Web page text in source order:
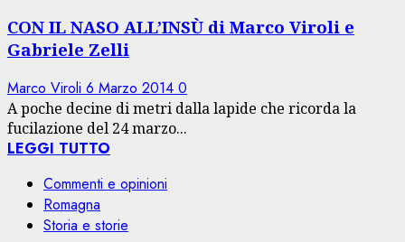
CON IL NASO ALL’INSÙ di Marco Viroli e
Gabriele Zelli
Marco Viroli 6 Marzo 2014 0
A poche decine di metri dalla lapide che ricorda la
fucilazione del 24 marzo...
LEGGI TUTTO
Commenti e opinioni
Romagna
Storia e storie